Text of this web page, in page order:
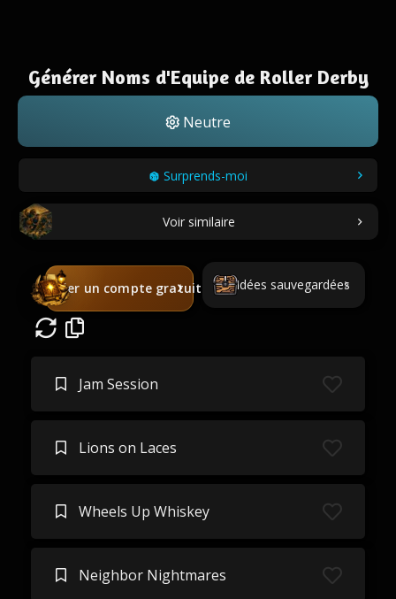
Générer Noms d'Equipe de Roller Derby
Neutre
Surprends-moi
Voir similaire
Créer un compte gratuit Idées sauvegardées
Jam Session
Lions on Laces
Wheels Up Whiskey
Neighbor Nightmares